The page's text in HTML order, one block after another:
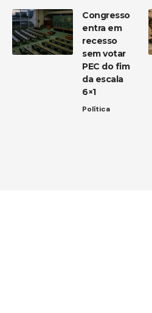
Congresso
entra em
recesso
sem votar
PEC do fim
da escala
6×1
Política